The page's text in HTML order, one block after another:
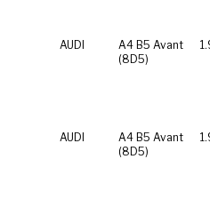
AUDI
A4 B5 Avant
(8D5)
AUDI
A4 B5 Avant
(8D5)